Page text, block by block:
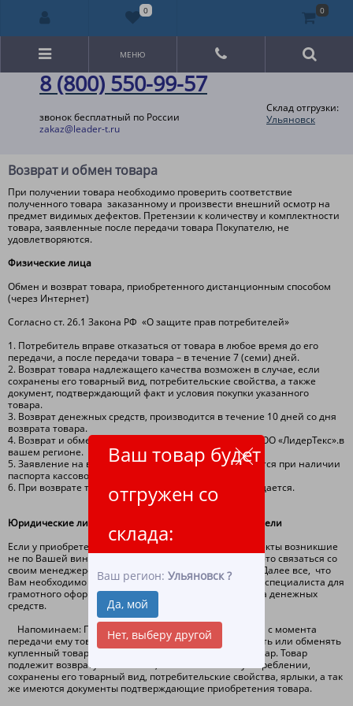
8 (800) 550-99-57
звонок бесплатный по России
zakaz@leader-t.ru
Склад отгрузки:
Ульяновск
Ваш товар будет
отгружен со
склада:
Ваш регион:Ульяновск ?
Да, мой
Нет, выберу другой
МЕНЮ
Возврат и обмен товара
При получении товара необходимо проверить соответствие
полученного товара заказанному и произвести внешний осмотр на
предмет видимых дефектов. Претензии к количеству и комплектности
товара, заявленные после передачи товара Покупателю, не
удовлетворяются.
Физические лица
Обмен и возврат товара, приобретенного дистанционным способом
(через Интернет)
Согласно ст. 26.1 Закона РФ «О защите прав потребителей»
1. Потребитель вправе отказаться от товара в любое время до его
передачи, а после передачи товара – в течение 7 (семи) дней.
2. Возврат товара надлежащего качества возможен в случае, если
сохранены его товарный вид, потребительские свойства, а также
документ, подтверждающий факт и условия покупки указанного
товара.
3. Возврат денежных средств, производится в течение 10 дней со дня
возврата товара.
4. Возврат и обмен товара производится на складе ООО «ЛидерТекс».в
вашем регионе.
5. Заявление на возврат денежных средств оформляется при наличии
паспорта кассового или товарного чека!
6. При возврате товара стоимость доставки не возмещается.
Юридические лица и индивидуальные предприниматели
Если у приобретенного товара были обнаружены дефекты возникшие
не по Вашей вине первое, что необходимо сделать – это связаться со
своим менеджером и сообщить о выявленном браке. Далее все, что
Вам необходимо - это следовать инструкциям нашего специалиста для
грамотного оформления замены товара либо возврата денежных
средств.
Напоминаем: Покупатель вправе, в течении 14 дней с момента
передачи ему товара ненадлежащего качества, вернуть или обменять
купленный товар в месте покупки на аналогичный товар. Товар
подлежит возврату или замене, если он не был в употреблении,
сохранены его товарный вид, потребительские свойства, ярлыки, а так
же имеются документы подтверждающие приобретения товара.
0 0